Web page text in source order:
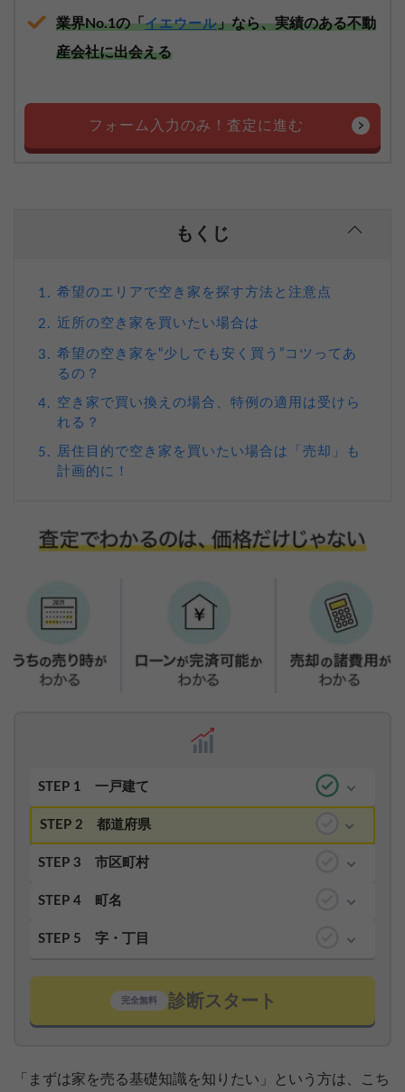
業界No.1の「イエウール」なら、実績のある不動
産会社に出会える
フォーム入力のみ！査定に進む
もくじ
1. 希望のエリアで空き家を探す方法と注意点
2. 近所の空き家を買いたい場合は
3. 希望の空き家を“少しでも安く買う”コツってあ
るの？
4. 空き家で買い換えの場合、特例の適用は受けら
れる？
5.
居住目的で空き家を買いたい場合は「売却」も
計画的に！
STEP 1 一戸建て
STEP 2 都道府県
STEP 3 市区町村
STEP 4 町名
STEP 5 字・丁目
完全無料 診断スタート
「まずは家を売る基礎知識を知りたい」という方は、こち